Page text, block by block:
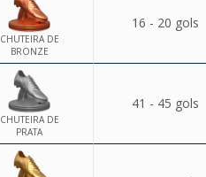
CHUTEIRA DE
BRONZE
16 - 20 gols
CHUTEIRA DE
PRATA
41 - 45 gols